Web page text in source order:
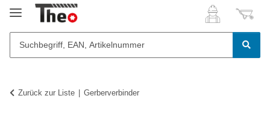
Zurück zur Liste Gerberverbinder